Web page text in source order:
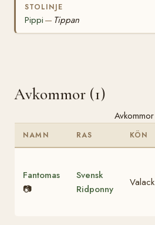
STOLINJE
Pippi — Tippan
Avkommor (1)
Avkommor
NAMN RAS KÖN
Fantomas
📷
Svensk
Ridponny
Valack